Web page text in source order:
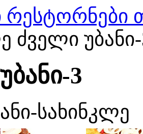
რესტორნები
ძველი
3
სახინკლე